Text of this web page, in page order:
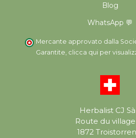
Herbalist CJ
Route du village
1872
Blog
WhatsApp 💬
Mercante approvato dalla
Garantite, clicca qui per